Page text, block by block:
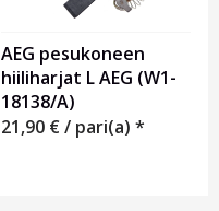
AEG pesukoneen
hiiliharjat L AEG (W1-
18138/A)
21,90 €/ pari(a) *